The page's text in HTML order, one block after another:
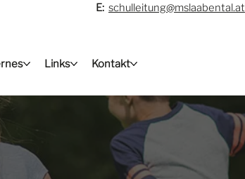
E: schulleitung@mslaabental.at
Links Kontakt